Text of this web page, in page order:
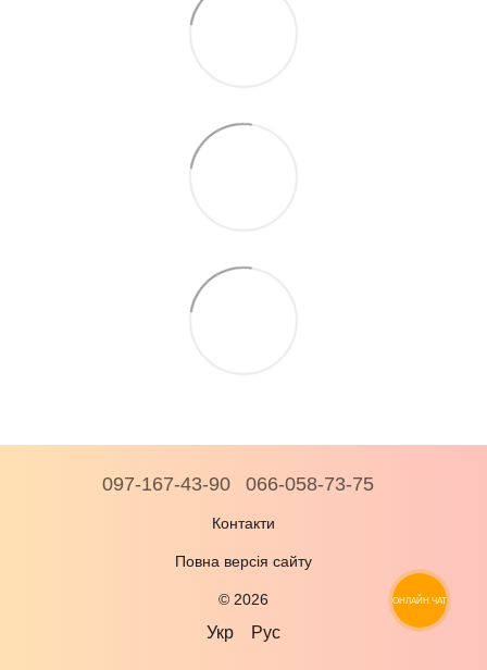
097-167-43-90 066-058-73-75
Контакти
Повна версія сайту
© 2026
Укр Рус
ОНЛАЙН ЧАТ